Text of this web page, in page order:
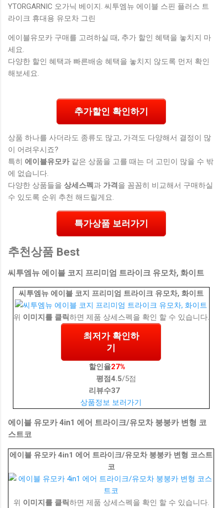
YTORGARNIC 오가닉 베이지. 씨투엠뉴 에이블 스핀 플러스 트
라이크 휴대용 유모차 그린
에이블유모카 구매를 고려하실 때, 추가 할인 혜택을 놓치지 마
세요.
다양한 할인 혜택과 빠른배송 혜택을 놓치지 않도록 먼저 확인
해보세요.
추가할인 확인하기
상품 하나를 사더라도 종류도 많고, 가격도 다양해서 결정이 많
이 어려우시죠?
특히 에이블유모카 같은 상품을 고를 때는 더 고민이 많을 수 밖
에 없습니다.
다양한 상품들을 상세스펙 과 가격 을 꼼꼼히 비교해서 구매하실
수 있도록 순위 추천 해드릴게요.
특가상품 보러가기
추천상품 Best
씨투엠뉴 에이블 코지 프리미엄 트라이크 유모차, 화이트
씨투엠뉴 에이블 코지 프리미엄 트라이크 유모차, 화이트
위 이미지를 클릭하면 제품 상세스펙을 확인 할 수 있습니다.
최저가 확인하
기
할인율27%
평점4.5/5점
리뷰수37
상품정보 보러가기
에이블 유모카 4in1 에어 트라이크/유모차 붕붕카 변형 코
스트코
에이블 유모카 4in1 에어 트라이크/유모차 붕붕카 변형 코스트
코
위 이미지를 클릭하면 제품 상세스펙을 확인 할 수 있습니다.